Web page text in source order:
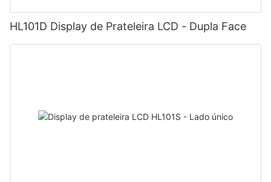
HL101D Display de Prateleira LCD - Dupla Face